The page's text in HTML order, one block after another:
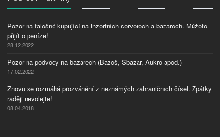
Pozor na falešné kupující na inzertních serverech a bazarech. Můžete
přijít o peníze!
28.12.2022
Pozor na podvody na bazarech (Bazoš, Sbazar, Aukro apod.)
17.02.2022
Znovu se rozmáhá prozvánění z neznámých zahraničních čísel. Zpátky
raději nevolejte!
08.04.2018